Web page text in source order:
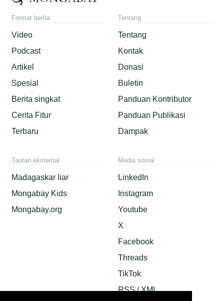
Format berita
Video
Podcast
Artikel
Spesial
Berita singkat
Cerita Fitur
Terbaru
Tentang
Tentang
Kontak
Donasi
Buletin
Panduan Kontributor
Panduan Publikasi
Dampak
Tautan eksternal
Madagaskar liar
Mongabay Kids
Mongabay.org
Media sosial
LinkedIn
Instagram
Youtube
X
Facebook
Threads
TikTok
RSS / XML